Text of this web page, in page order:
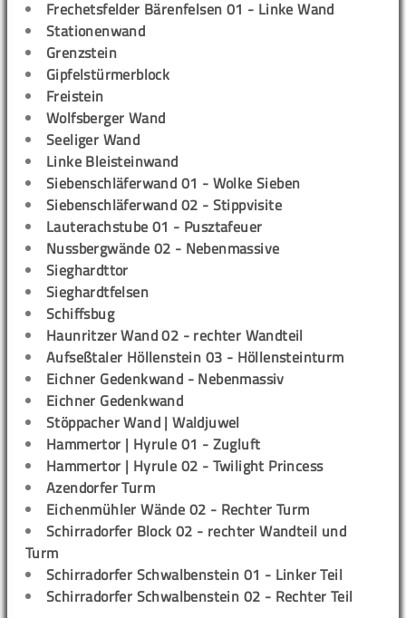
Frechetsfelder Bärenfelsen 01 - Linke Wand
Stationenwand
Grenzstein
Gipfelstürmerblock
Freistein
Wolfsberger Wand
Seeliger Wand
Linke Bleisteinwand
Siebenschläferwand 01 - Wolke Sieben
Siebenschläferwand 02 - Stippvisite
Lauterachstube 01 - Pusztafeuer
Nussbergwände 02 - Nebenmassive
Sieghardttor
Sieghardtfelsen
Schiffsbug
Haunritzer Wand 02 - rechter Wandteil
Aufseßtaler Höllenstein 03 - Höllensteinturm
Eichner Gedenkwand - Nebenmassiv
Eichner Gedenkwand
Stöppacher Wand | Waldjuwel
Hammertor | Hyrule 01 - Zugluft
Hammertor | Hyrule 02 - Twilight Princess
Azendorfer Turm
Eichenmühler Wände 02 - Rechter Turm
Schirradorfer Block 02 - rechter Wandteil und
Turm
Schirradorfer Schwalbenstein 01 - Linker Teil
Schirradorfer Schwalbenstein 02 - Rechter Teil